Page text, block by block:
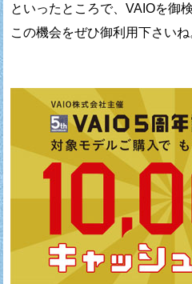
といったところで、VAIOを御
この機会をぜひ御利用下さいね